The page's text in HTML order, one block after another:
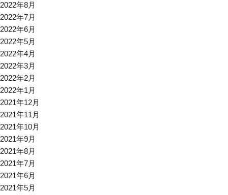
2022年8月
2022年7月
2022年6月
2022年5月
2022年4月
2022年3月
2022年2月
2022年1月
2021年12月
2021年11月
2021年10月
2021年9月
2021年8月
2021年7月
2021年6月
2021年5月